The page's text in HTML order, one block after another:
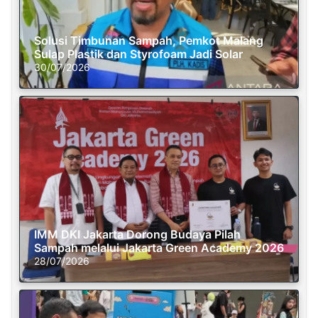
Solusi Timbunan Sampah, Pemkot Malang
Sulap Plastik dan Styrofoam Jadi Solar
30/07/2026
IMM DKI Jakarta Dorong Budaya Pilah
Sampah melalui Jakarta Green Academy 2026
28/07/2026